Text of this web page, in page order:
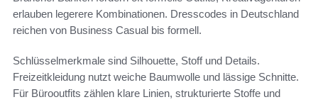
erlauben legerere Kombinationen. Dresscodes in Deutschland
reichen von Business Casual bis formell.
Schlüsselmerkmale sind Silhouette, Stoff und Details.
Freizeitkleidung nutzt weiche Baumwolle und lässige Schnitte.
Für Bürooutfits zählen klare Linien, strukturierte Stoffe und